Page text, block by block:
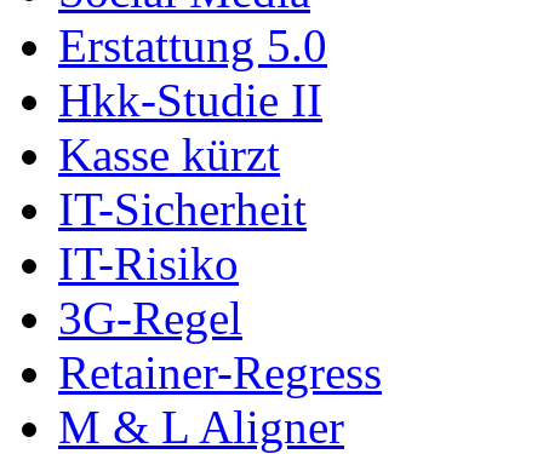
Erstattung 5.0
Hkk-Studie II
Kasse kürzt
IT-Sicherheit
IT-Risiko
3G-Regel
Retainer-Regress
M & L Aligner